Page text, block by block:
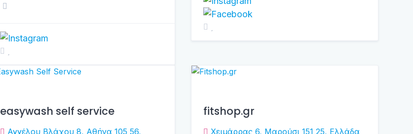
easywash self service
Αγγέλου Βλάχου 8, Αθήνα 105 56,
fitshop.gr
Χειμάρρας 6, Μαρούσι 151 25, Ελλάδα